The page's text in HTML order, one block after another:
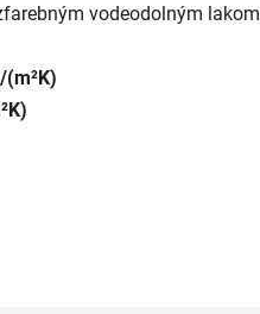
vodeodolným lakom
(m²K)